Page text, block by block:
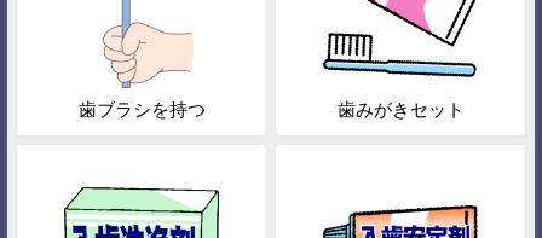
歯ブラシを持つ 歯みがきセット